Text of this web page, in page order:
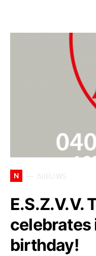
N NIEUWS
E.S.Z.V.V.
birthday!